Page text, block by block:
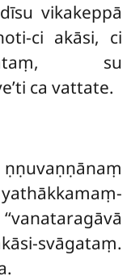
vikakeppā
ci akāsi, ci
su
ca vattate.
svāgataṃ.